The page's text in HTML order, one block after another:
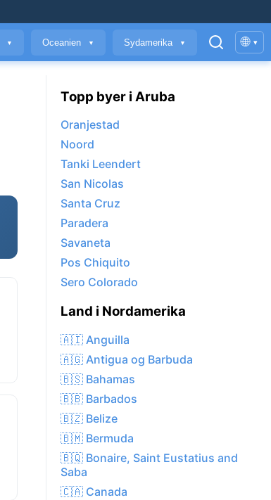
▼ Oceanien ▼ Sydamerika ▼ 🌐 ▾
Topp byer i Aruba
Oranjestad
Noord
Tanki Leendert
San Nicolas
Santa Cruz
Paradera
Savaneta
Pos Chiquito
Sero Colorado
Land i Nordamerika
🇦🇮 Anguilla
🇦🇬 Antigua og Barbuda
🇧🇸 Bahamas
🇧🇧 Barbados
🇧🇿 Belize
🇧🇲 Bermuda
🇧🇶 Bonaire, Saint Eustatius and
Saba
🇨🇦 Canada